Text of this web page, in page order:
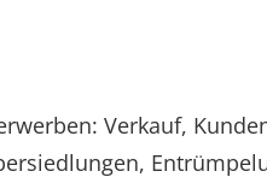
Verkauf,